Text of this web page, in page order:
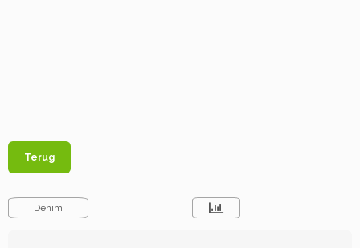
Terug
Denim